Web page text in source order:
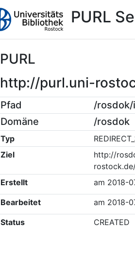
PURL
PURL
http://purl.uni-
Pfad
/
Domäne
/rosdok
Typ
Ziel
http://
Erstellt
am 2018-
Bearbeitet am 2018-
Status CREATED